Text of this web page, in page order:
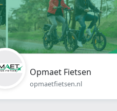
Opmaet Fietsen
opmaetfietsen.nl